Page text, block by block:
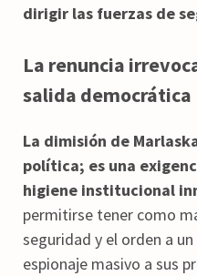
dirigir las fuerzas de
La renuncia
salida democrática
La dimisión de
política; es una
higiene institucional
permitirse tener como
seguridad y el orden a
espionaje masivo a sus